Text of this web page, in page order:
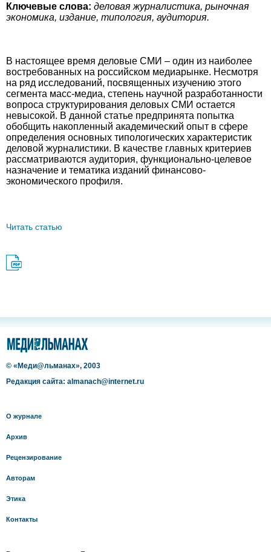
Ключевые слова: деловая журналистика, рыночная
экономика, издание, типология, аудитория.
В настоящее время деловые СМИ – один из наиболее
востребованных на российском медиарынке. Несмотря
на ряд исследований, посвященных изучению этого
сегмента масс-медиа, степень научной разработанности
вопроса структурирования деловых СМИ остается
невысокой. В данной статье предпринята попытка
обобщить накопленный академический опыт в сфере
определения основных типологических характеристик
деловой журналистики. В качестве главных критериев
рассматриваются аудитория, функционально-целевое
назначение и тематика изданий финансово-
экономического профиля.
Читать статью
© «Меди@льманах», 2003
Редакция сайта: almanach@internet.ru
О журнале
Архив
Рецензирование
Авторам
Этика
Контакты